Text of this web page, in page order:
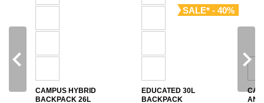
CAMPUS HYBRID
BACKPACK 26L
SALE* - 40%
EDUCATED 30L
BACKPACK
navigate_before navigate_next